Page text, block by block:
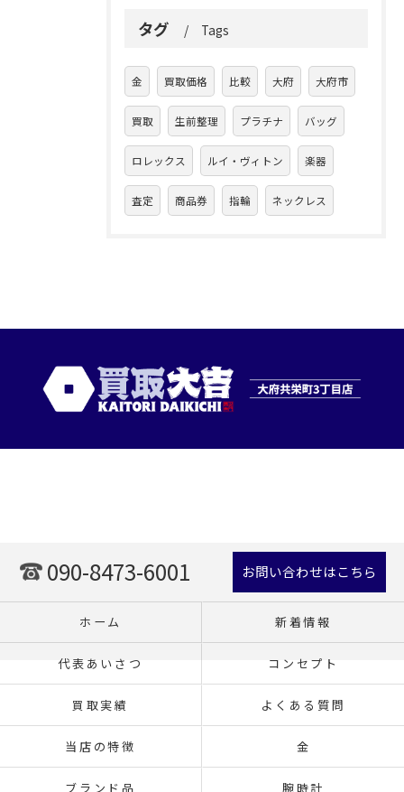
タグ Tags
金 買取価格 比較 大府 大府市
買取 生前整理 プラチナ バッグ
ロレックス ルイ・ヴィトン 楽器
査定 商品券 指輪 ネックレス
090-8473-6001 お問い合わせはこちら
ホーム 新着情報
代表あいさつ コンセプト
買取実績 よくある質問
当店の特徴 金
ブランド品 腕時計